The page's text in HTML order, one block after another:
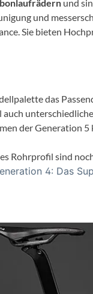
und
und
Sie bieten
das
auch
der Generation 5
Rohrprofil sind
4: Das